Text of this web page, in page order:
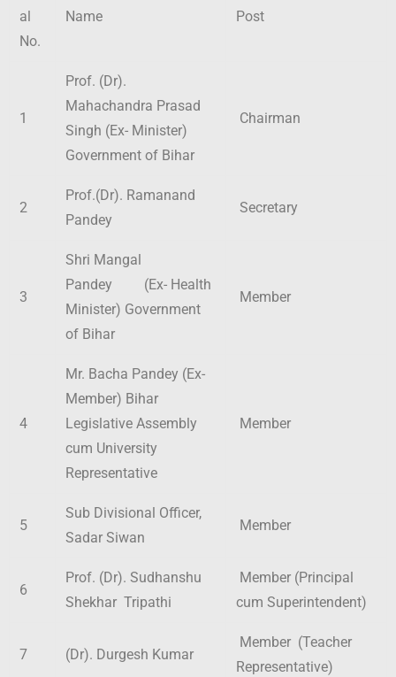
al
No.
Name Post
1
Prof. (Dr).
Mahachandra Prasad
Singh (Ex- Minister)
Government of Bihar
Chairman
2
Prof.(Dr). Ramanand
Pandey
Secretary
3
Shri Mangal
Pandey (Ex- Health
Minister) Government
of Bihar
Member
4
Mr. Bacha Pandey (Ex-
Member) Bihar
Legislative Assembly
cum University
Representative
Member
5
Sub Divisional Officer,
Sadar Siwan
Member
6
Prof. (Dr). Sudhanshu
Shekhar Tripathi
Member (Principal
cum Superintendent)
7 (Dr). Durgesh Kumar
Member (Teacher
Representative)